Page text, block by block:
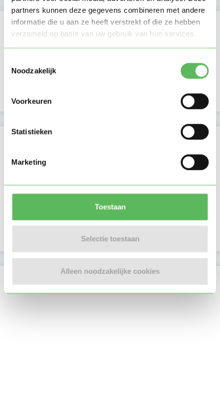
partners kunnen deze gegevens combineren met andere
informatie die u aan ze heeft verstrekt of die ze hebben
verzameld op basis van uw gebruik van hun services.
Noodzakelijk
Voorkeuren
Statistieken
Marketing
Toestaan
Selectie toestaan
Alleen noodzakelijke cookies
Activiteit op Oppasland
Lid sinds 16-06-2026
16-06-2026
E-mailadres is geverifieerd
Telefoonnummer is geverifieerd
In het bezit van een kinder EHBO certificaat
Locatie oppasadres (Den Haag)